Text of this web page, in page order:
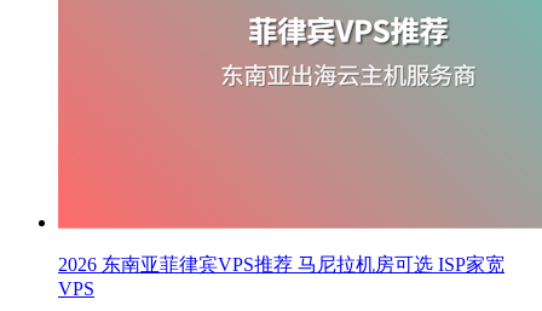
2026 东南亚菲律宾VPS推荐 马尼拉机房可选 ISP家宽
VPS